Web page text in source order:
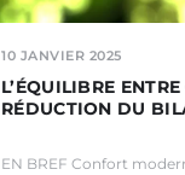
10 JANVIER 2025
L’ÉQUILIBRE
RÉDUCTION DU
EN BREF Confort